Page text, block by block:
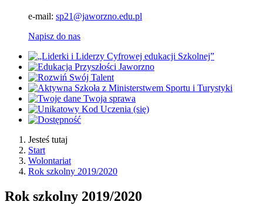
e-mail: sp21@jaworzno.edu.pl
Napisz do nas
Jesteś tutaj
Start
Wolontariat
Rok szkolny 2019/2020
Rok szkolny 2019/2020